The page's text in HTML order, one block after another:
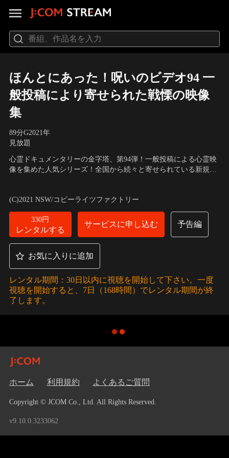
ほんとにあった！呪いのビデオ94 一
般投稿により寄せられた戦慄の映像
集
89分G2021年
見放題
心霊ドキュメンタリーの金字塔、第94弾！一般投稿による心霊映
像を集めた人気シリーズ！全国から続々と寄せられている新規投
撃映像の連打にあなたは眠れない！
(C)2021 NSW/コピーライツファクトリー
330円
レンタルする
サービスに申し込む 予告編
お気に入りに追加
レンタル期間：30日以内に視聴を開始して下さい。一度
視聴を開始すると、7日（168時間）でレンタル期間が終
了します。
ホーム 利用規約 よくあるご質問
Copyright © JCOM Co., Ltd. All Rights Reserved.
v9.10.0.3233062